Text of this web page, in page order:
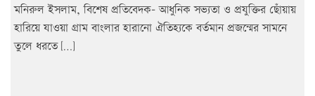
মনিরুল ইসলাম, বিশেষ প্রতিবেদক- আধুনিক সভ্যতা ও প্রযুক্তির ছোঁয়ায়
হারিয়ে যাওয়া গ্রাম বাংলার হারানো ঐতিহ্যকে বর্তমান প্রজন্মের সামনে
তুলে ধরতে […]